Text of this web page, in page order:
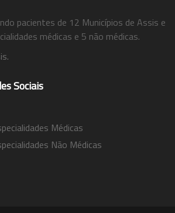
pacientes de 12 Municípios de Assis e
médicas e 5 não médicas.
Sociais
Médicas
Não Médicas